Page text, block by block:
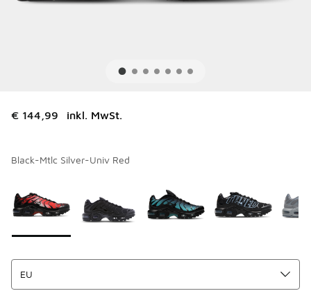
€ 144,99 inkl. MwSt.
Black-Mtlc Silver-Univ Red